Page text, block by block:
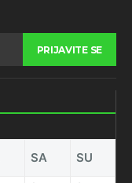
PRIJAVITE SE
SA SU